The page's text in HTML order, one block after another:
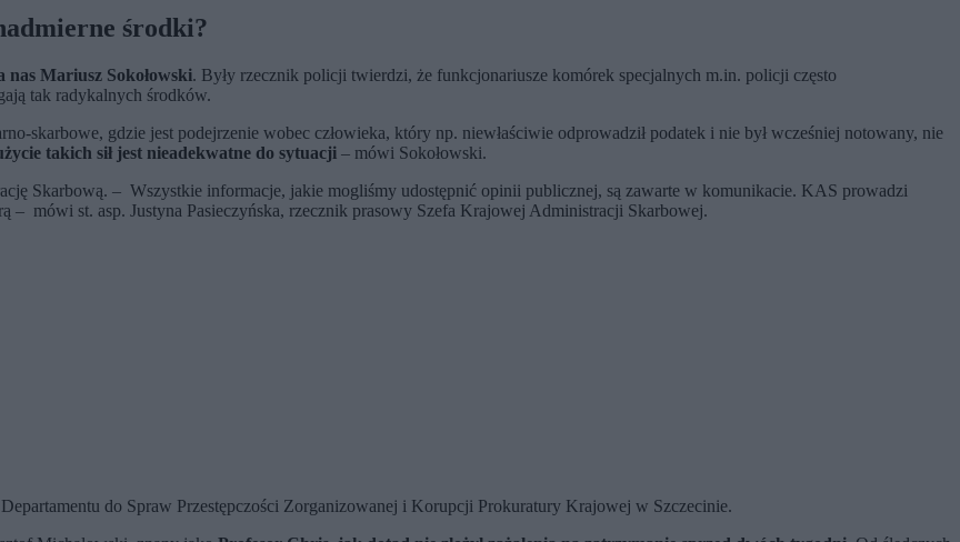
środki?
nas Mariusz Sokołowski. Były rzecznik policji twierdzi, że funkcjonariusze komórek specjalnych m.in. policji często
tak radykalnych środków.
skarbowe, gdzie jest podejrzenie wobec człowieka, który np. niewłaściwie odprowadził podatek i nie był wcześniej notowany, nie
takich sił jest nieadekwatne do sytuacji – mówi Sokołowski.
Skarbową. – Wszystkie informacje, jakie mogliśmy udostępnić opinii publicznej, są zawarte w komunikacie. KAS prowadzi
– mówi st. asp. Justyna Pasieczyńska, rzecznik prasowy Szefa Krajowej Administracji Skarbowej.
do Spraw Przestępczości Zorganizowanej i Korupcji Prokuratury Krajowej w Szczecinie.